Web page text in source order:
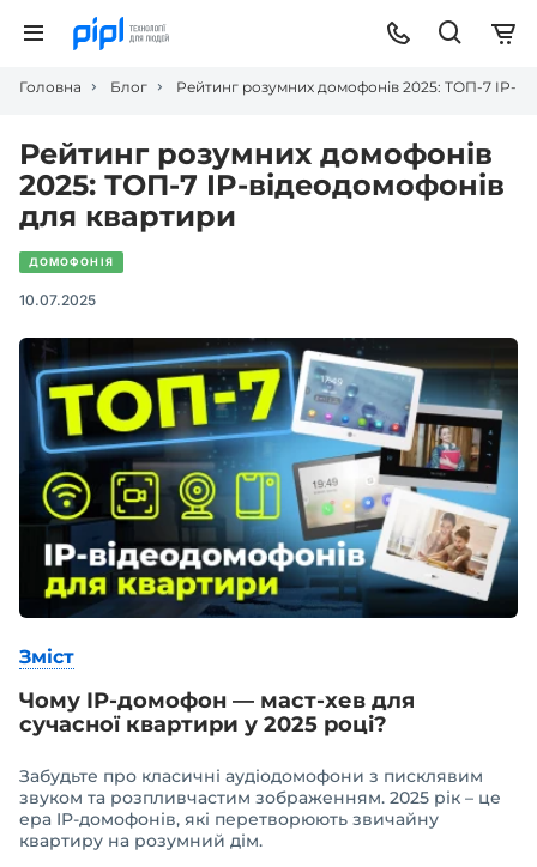
Головна Блог Рейтинг розумних домофонів 2025: ТОП-7 IP-
Рейтинг розумних домофонів
2025: ТОП-7 IP-відеодомофонів
для квартири
ДОМОФОНІЯ
10.07.2025
Зміст
Чому IP-домофон — маст-хев для
сучасної квартири у 2025 році?
Забудьте про класичні аудіодомофони з писклявим
звуком та розпливчастим зображенням. 2025 рік – це
ера IP-домофонів, які перетворюють звичайну
квартиру на розумний дім.